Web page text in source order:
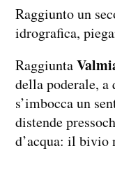
Raggiunto un
idrografica,
Raggiunta
della poderale, a
s’imbocca un
distende
d’acqua: il bivio